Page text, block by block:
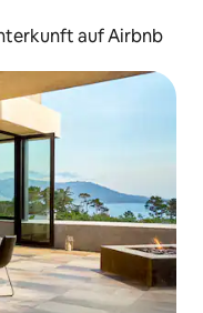
auf Airbnb